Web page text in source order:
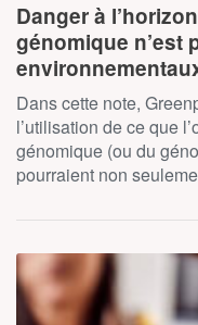
Danger à
génomique n’est
Dans cette note,
l’utilisation de ce que
génomique (ou du
pourraient non